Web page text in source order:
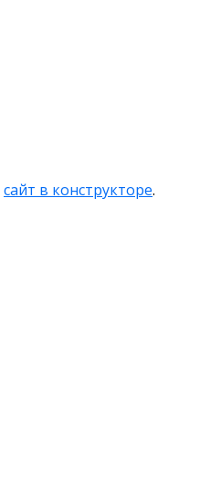
сайт в конструкторе.